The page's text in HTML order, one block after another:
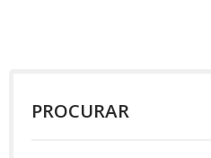
PROCURAR